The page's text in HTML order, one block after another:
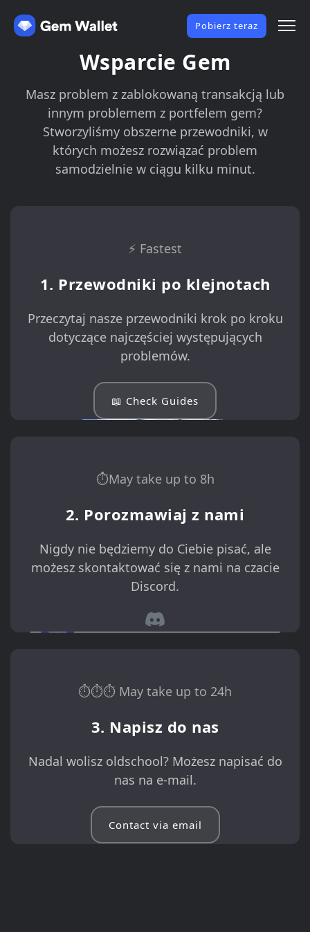
Pobierz teraz
Wsparcie Gem
Masz problem z zablokowaną transakcją lub
innym problemem z portfelem gem?
Stworzyliśmy obszerne przewodniki, w
których możesz rozwiązać problem
samodzielnie w ciągu kilku minut.
⚡️ Fastest
1. Przewodniki po klejnotach
Przeczytaj nasze przewodniki krok po kroku
dotyczące najczęściej występujących
problemów.
📖 Check Guides
⏱May take up to 8h
2. Porozmawiaj z nami
Nigdy nie będziemy do Ciebie pisać, ale
możesz skontaktować się z nami na czacie
Discord.
⏱⏱⏱ May take up to 24h
3. Napisz do nas
Nadal wolisz oldschool? Możesz napisać do
nas na e-mail.
Contact via email